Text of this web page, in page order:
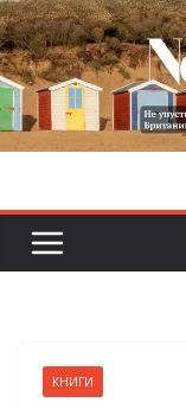
Skip
to
content
КНИГИ